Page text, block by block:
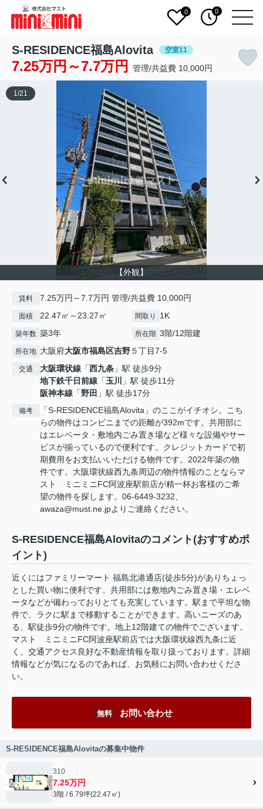
0 0
S-RESIDENCE福島Alovita 空室11
7.25万円～7.7万円 管理/共益費 10,000円
【外観】
1 /21
賃料 7.25万円～7.7万円 管理/共益費 10,000円
面積 22.47㎡～23.27㎡ 間取り 1K
築年数 築3年 所在階 3階/12階建
所在地 大阪府大阪市福島区吉野５丁目7-5
交通 大阪環状線 「西九条 」駅 徒歩9分
地下鉄千日前線 「玉川
」駅 徒歩11分
阪神本線 「野田 」駅 徒歩17分
備考
「S-RESIDENCE福島Alovita」のここがイチオシ。こち
らの物件はコンビニまでの距離が392mです。共用部に
はエレベータ・敷地内ごみ置き場など様々な設備やサー
ビスが揃っているので便利です。クレジットカードで初
期費用をお支払いいただける物件です。2022年築の物
件です。大阪環状線西九条周辺の物件情報のことならマ
スト ミニミニFC阿波座駅前店が精一杯お客様のご希
望の物件を探します。06-6449-3232、
awaza@must.ne.jpよりご連絡ください。
S-RESIDENCE福島Alovitaのコメント(おすすめポ
イント)
近くにはファミリーマート 福島北港通店(徒歩5分)がありちょっ
とした買い物に便利です。共用部には敷地内ごみ置き場・エレベ
ータなどが備わっておりとても充実しています。駅まで平坦な物
件で、ラクに駅まで移動することができます。高いニーズのあ
る、駅徒歩9分の物件です。地上12階建ての物件でございます。
マスト ミニミニFC阿波座駅前店では大阪環状線西九条に近
く、交通アクセス良好な不動産情報を取り扱っております。詳細
情報などが気になるのであれば、お気軽にお問い合わせくださ
い。
無料 お問い合わせ
S-RESIDENCE福島Alovitaの募集中物件
310
7.25万円
3階 / 6.79坪(22.47㎡)